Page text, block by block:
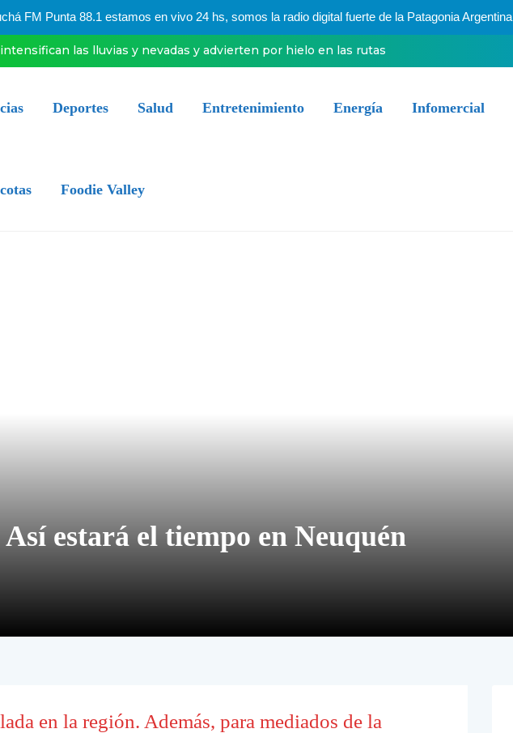
FM Punta 88.1 estamos en vivo 24 hs, somos la radio digital fuerte de la Patagonia Argentina
las lluvias y nevadas y advierten por hielo en las rutas
Deportes Salud Entretenimiento Energía Infomercial
Foodie Valley
estará el tiempo en Neuquén
en la región. Además, para mediados de la